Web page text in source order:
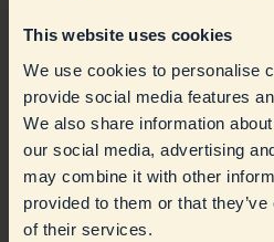
This website uses cookies
We use cookies to personalise
provide social media features
We also share information
our social media, advertising
may combine it with other
provided to them or that
of their services.
Mit meinen Dopper
Troubleshooting
Warranty &
Spare parts
Über Geschäftskunde
Geschäftskunden
Einzelhandel
Über Dopper
Allgemeine
Wenden Sie sich an den